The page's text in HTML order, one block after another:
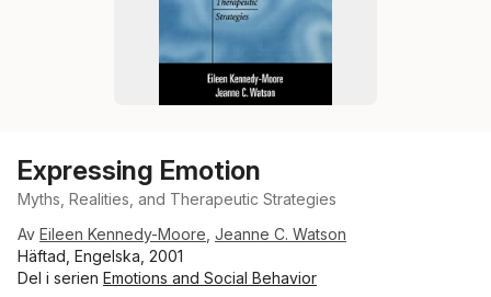
Expressing Emotion
Myths, Realities, and Therapeutic Strategies
Av Eileen Kennedy-Moore Jeanne C. Watson
Häftad, Engelska, 2001
Del i serien Emotions and Social Behavior